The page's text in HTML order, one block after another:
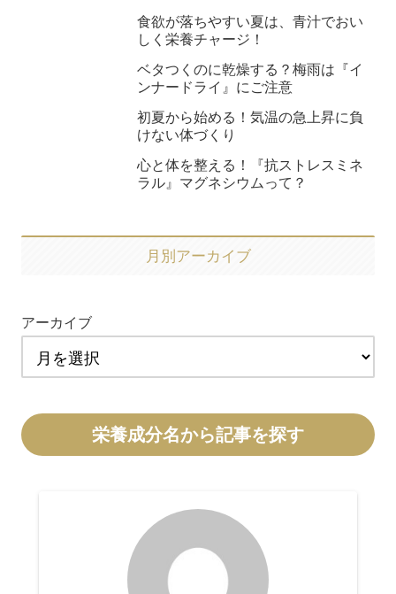
食欲が落ちやすい夏は、青汁でおい
しく栄養チャージ！
ベタつくのに乾燥する？梅雨は『イ
ンナードライ』にご注意
初夏から始める！気温の急上昇に負
けない体づくり
心と体を整える！『抗ストレスミネ
ラル』マグネシウムって？
月別アーカイブ
アーカイブ
栄養成分名から記事を探す